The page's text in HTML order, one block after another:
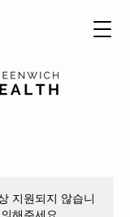
지원되지 않습니
해주세요.